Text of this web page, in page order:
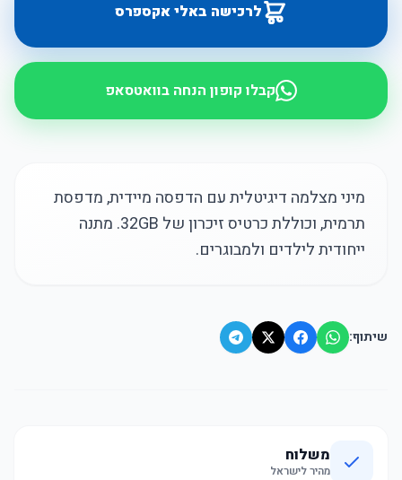
לרכישה באלי אקספרס
קבלו קופון הנחה בוואטסאפ
מיני מצלמה דיגיטלית עם הדפסה מיידית, מדפסת
תרמית, וכוללת כרטיס זיכרון של 32GB. מתנה
ייחודית לילדים ולמבוגרים.
שיתוף:
משלוח
מהיר לישראל